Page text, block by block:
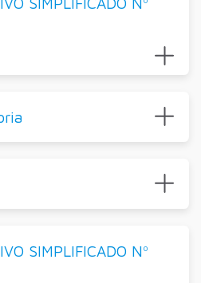
SIMPLIFICADO Nº